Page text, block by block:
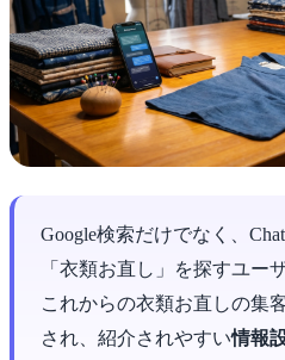
Google検索だけでなく、
「衣類お直し」を探すユー
これからの衣類お直しの集
され、紹介されやすい情報